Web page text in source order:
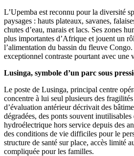
L’Upemba est reconnu pour la diversité
paysages : hauts plateaux, savanes,
chutes d’eau, marais et lacs. Ses zones
plus importantes d’Afrique et jouent un
l’alimentation du bassin du fleuve
exceptionnel contraste pourtant avec une
Lusinga, symbole d’un parc sous
Le poste de Lusinga, principal centre
concentre à lui seul plusieurs des
d’évaluation antérieur décrivait des
dégradées, des ponts souvent
hydroélectrique hors service depuis des
des conditions de vie difficiles pour le
structure de santé sur place, accès limité
compliquée pour les familles.